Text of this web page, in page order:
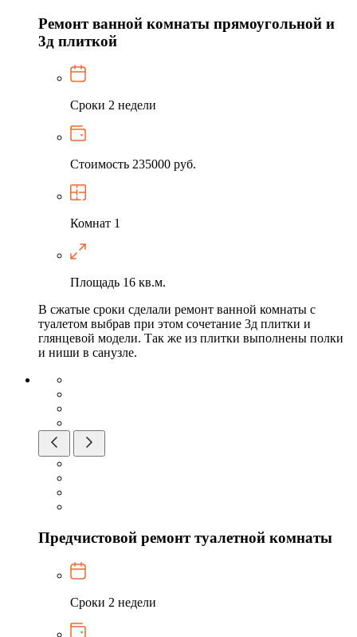
Ремонт ванной комнаты прямоугольной и
3д плиткой
Сроки 2 недели
Стоимость 235000 руб.
Комнат 1
Площадь 16 кв.м.
В сжатые сроки сделали ремонт ванной комнаты с
туалетом выбрав при этом сочетание 3д плитки и
глянцевой модели. Так же из плитки выполнены полки
и ниши в санузле.
Предчистовой ремонт туалетной комнаты
Сроки 2 недели